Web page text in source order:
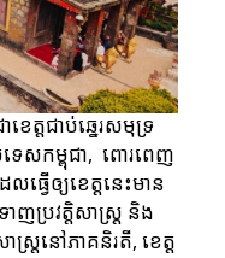
ត្តជាប់ឆ្នេរសមុទ្រ
សកម្ពុជា,  ពោរពេញ
វើឲ្យខេត្តនេះមាន
ញប្រវត្តិសាស្ត្រ និង
ត្រនៅភាគនិរតី, ខេត្ត